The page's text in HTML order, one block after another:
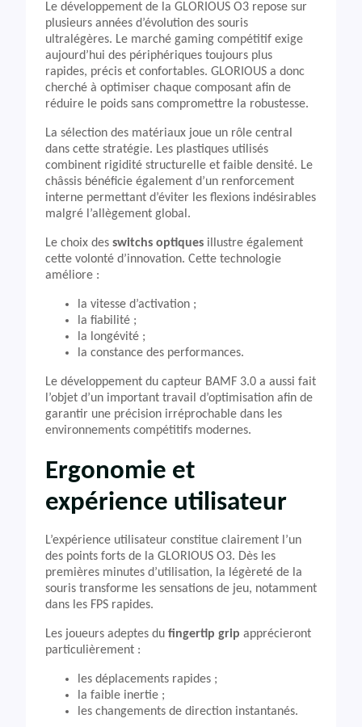
Le développement de la GLORIOUS O3 repose sur
plusieurs années d’évolution des souris
ultralégères. Le marché gaming compétitif exige
aujourd’hui des périphériques toujours plus
rapides, précis et confortables. GLORIOUS a donc
cherché à optimiser chaque composant afin de
réduire le poids sans compromettre la robustesse.
La sélection des matériaux joue un rôle central
dans cette stratégie. Les plastiques utilisés
combinent rigidité structurelle et faible densité. Le
châssis bénéficie également d’un renforcement
interne permettant d’éviter les flexions indésirables
malgré l’allègement global.
Le choix des switchs optiques illustre également
cette volonté d’innovation. Cette technologie
améliore :
la vitesse d’activation ;
la fiabilité ;
la longévité ;
la constance des performances.
Le développement du capteur BAMF 3.0 a aussi fait
l’objet d’un important travail d’optimisation afin de
garantir une précision irréprochable dans les
environnements compétitifs modernes.
Ergonomie et
expérience utilisateur
L’expérience utilisateur constitue clairement l’un
des points forts de la GLORIOUS O3. Dès les
premières minutes d’utilisation, la légèreté de la
souris transforme les sensations de jeu, notamment
dans les FPS rapides.
Les joueurs adeptes du fingertip grip apprécieront
particulièrement :
les déplacements rapides ;
la faible inertie ;
les changements de direction instantanés.